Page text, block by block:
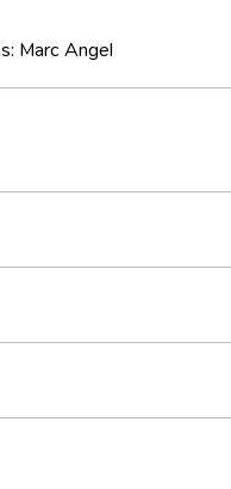
Marc Angel